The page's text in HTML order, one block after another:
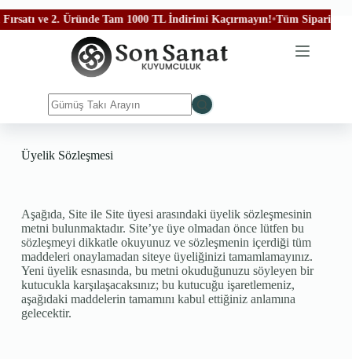
ve 2. Üründe Tam 1000 TL İndirimi Kaçırmayın!•Tüm Siparişleriniz
Üyelik Sözleşmesi
Aşağıda, Site ile Site üyesi arasındaki üyelik sözleşmesinin
metni bulunmaktadır. Site’ye üye olmadan önce lütfen bu
sözleşmeyi dikkatle okuyunuz ve sözleşmenin içerdiği tüm
maddeleri onaylamadan siteye üyeliğinizi tamamlamayınız.
Yeni üyelik esnasında, bu metni okuduğunuzu söyleyen bir
kutucukla karşılaşacaksınız; bu kutucuğu işaretlemeniz,
aşağıdaki maddelerin tamamını kabul ettiğiniz anlamına
gelecektir.